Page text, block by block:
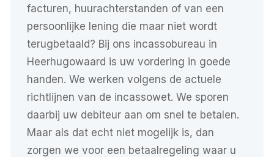
facturen, huurachterstanden of van een
persoonlijke lening die maar niet wordt
terugbetaald? Bij ons incassobureau in
Heerhugowaard is uw vordering in goede
handen. We werken volgens de actuele
richtlijnen van de incassowet. We sporen
daarbij uw debiteur aan om snel te betalen.
Maar als dat echt niet mogelijk is, dan
zorgen we voor een betaalregeling waar u